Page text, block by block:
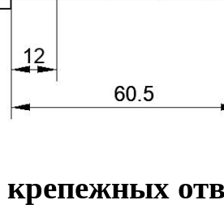
крепежных